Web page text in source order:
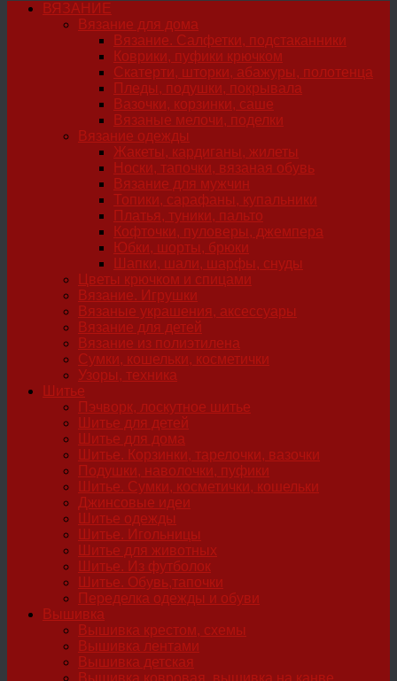
ВЯЗАНИЕ
Вязание для дома
Вязание. Салфетки, подстаканники
Коврики, пуфики крючком
Скатерти, шторки, абажуры, полотенца
Пледы, подушки, покрывала
Вазочки, корзинки, саше
Вязаные мелочи, поделки
Вязание одежды
Жакеты, кардиганы, жилеты
Носки, тапочки, вязаная обувь
Вязание для мужчин
Топики, сарафаны, купальники
Платья, туники, пальто
Кофточки, пуловеры, джемпера
Юбки, шорты, брюки
Шапки, шали, шарфы, снуды
Цветы крючком и спицами
Вязание. Игрушки
Вязаные украшения, аксессуары
Вязание для детей
Вязание из полиэтилена
Сумки, кошельки, косметички
Узоры, техника
Шитье
Пэчворк, лоскутное шитье
Шитье для детей
Шитье для дома
Шитье. Корзинки, тарелочки, вазочки
Подушки, наволочки, пуфики
Шитье. Сумки, косметички, кошельки
Джинсовые идеи
Шитье одежды
Шитье. Игольницы
Шитье для животных
Шитье. Из футболок
Шитье. Обувь,тапочки
Переделка одежды и обуви
Вышивка
Вышивка крестом, схемы
Вышивка лентами
Вышивка детская
Вышивка ковровая, вышивка на канве